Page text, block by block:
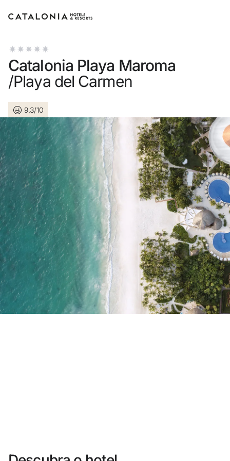
Inicie sessão na sua conta
LOGIN
Esqueceu-se da palavra-passe?
ou utilize uma destas opções
Entre com o Google
Iniciar sessão apenas com e-mail
Você ainda não se cadastrou ?
Criar uma conta
Desfrute dos benefícios de fazer parte de
Catalonia Playa Maroma
/Playa del Carmen
9.3/10